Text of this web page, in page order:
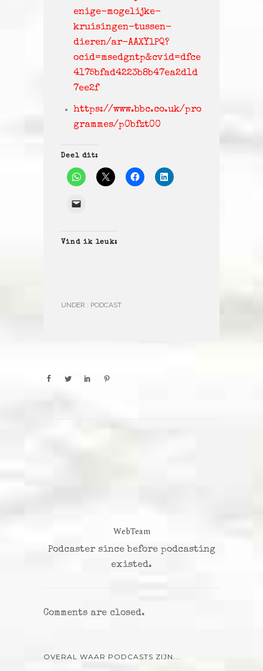
enige-mogelijke-
kruisingen-tussen-
dieren/ar-AAXYlPQ?
ocid=msedgntp&cvid=dfce
4175bfad4223b8b47ea2d1d
7ee2f
https://www.bbc.co.uk/pro
grammes/p0bfzt00
Deel dit:
Vind ik leuk:
UNDER : PODCAST
WebTeam
Podcaster since before podcasting
existed.
Comments are closed.
OVERAL WAAR PODCASTS ZIJN...